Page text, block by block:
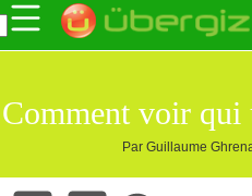
Comment voir
Par Guillaume